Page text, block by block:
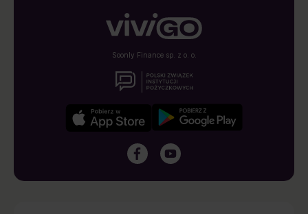
Soonly Finance sp. z o. o.